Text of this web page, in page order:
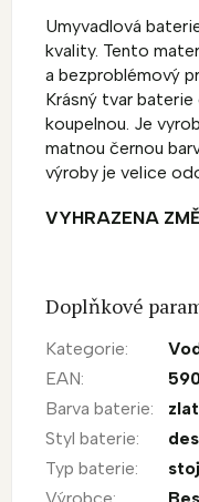
Umyvadlová
kvality. Tento
a bezproblémový
Krásný tvar
koupelnou. Je
matnou černou
výroby je velice
VYHRAZENA
Doplňkové
Kategorie:
EAN:
Barva baterie:
Styl baterie:
Typ baterie: